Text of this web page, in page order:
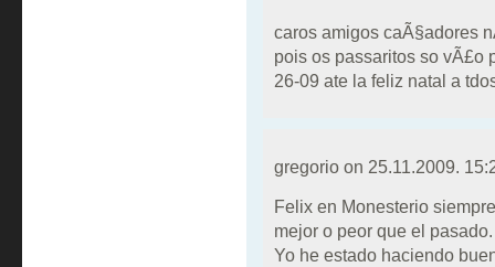
caros amigos caÃ§adores
pois os passaritos so vÃ£o
26-09 ate la feliz natal a
gregorio on 25.11.2009.
Felix en Monesterio
mejor o peor que el pasado.
Yo he estado haciendo